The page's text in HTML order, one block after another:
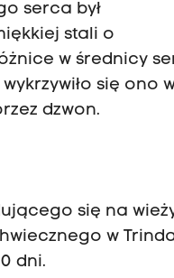
serca był
stali o
w średnicy
się ono
dzwon.
się na
w
dni.